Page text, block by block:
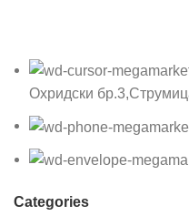
Охридски
Categories